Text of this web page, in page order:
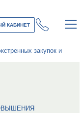
КАБИНЕТ
закупок и